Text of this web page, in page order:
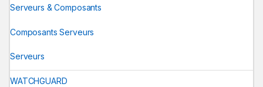
Serveurs & Composants
Composants Serveurs
Serveurs
WATCHGUARD